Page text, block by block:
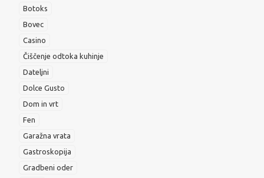
Botoks
Bovec
Casino
Čiščenje odtoka kuhinje
Dateljni
Dolce Gusto
Dom in vrt
Fen
Garažna vrata
Gastroskopija
Gradbeni oder